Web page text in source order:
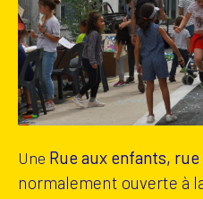
Une Rue aux enfants,
normalement ouverte à